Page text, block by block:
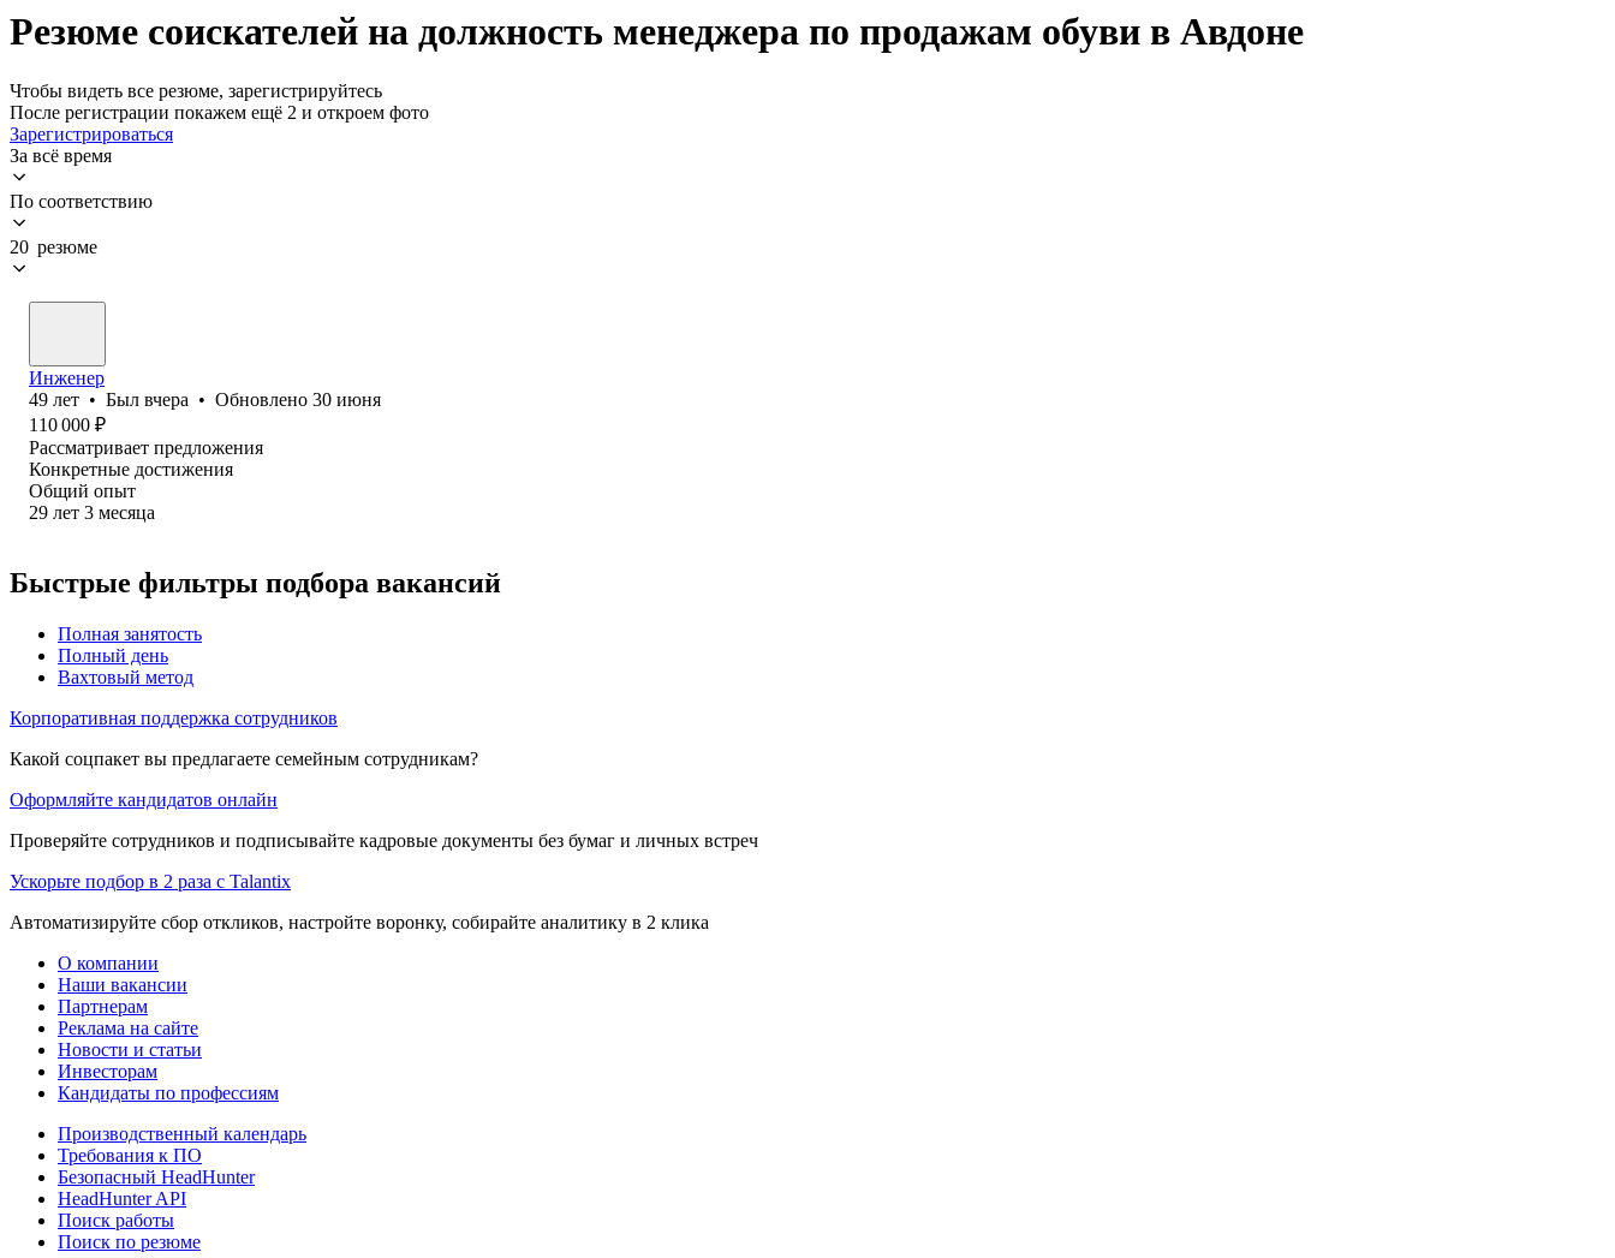
Резюме соискателей на должность менеджера по продажам обуви в Авдоне
Чтобы видеть все резюме, зарегистрируйтесь
После регистрации покажем ещё 2 и откроем фото
Зарегистрироваться
За всё время
По соответствию
20 резюме
Инженер
49 лет • Был вчера • Обновлено 30 июня
110 000 ₽
Рассматривает предложения
Конкретные достижения
Общий опыт
29 лет 3 месяца
Быстрые фильтры подбора вакансий
Полная занятость
Полный день
Вахтовый метод
Корпоративная поддержка сотрудников
Какой соцпакет вы предлагаете семейным сотрудникам?
Оформляйте кандидатов онлайн
Проверяйте сотрудников и подписывайте кадровые документы без бумаг и личных встреч
Ускорьте подбор в 2 раза с Talantix
Автоматизируйте сбор откликов, настройте воронку, собирайте аналитику в 2 клика
О компании
Наши вакансии
Партнерам
Реклама на сайте
Новости и статьи
Инвесторам
Кандидаты по профессиям
Производственный календарь
Требования к ПО
Безопасный HeadHunter
HeadHunter API
Поиск работы
Поиск по резюме